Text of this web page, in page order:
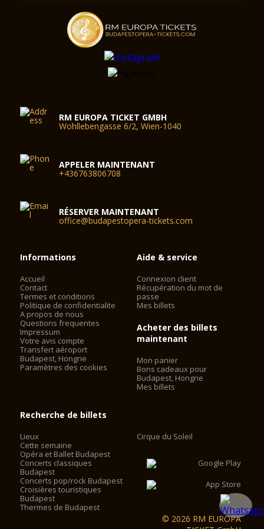
RM EUROPA TICKET GMBH
Wohllebengasse 6/2, Wien-1040
APPELER MAINTENANT
+436763806708
RÉSERVER MAINTENANT
office@budapestopera-tickets.com
Informations
Accueil
Contact
Termes et conditions
Politique de confidentialite
A propos de nous
Questions frequentes
Impressum
Votre avis compte
Transfert aéroport
Budapest, Hongrie
Paramètres des cookies
Aide & service
Connexion client
Récupération du mot de
passe
Mes billets
Acheter des billets
maintenant
Mon panier
Bons cadeaux pour
Budapest, Hongrie
Mes billets
Recherche de billets
Lieux
Cette semaine
Opéra et Ballet Budapest
Concerts classiques
Budapest
Concerts pop/rock Budapest
Croisières touristiques
Budapest
Thermes de Budapest
Cirque du Soleil
© 2026 RM EUROPA